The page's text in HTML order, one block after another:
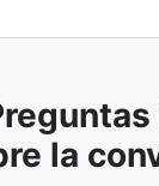
la